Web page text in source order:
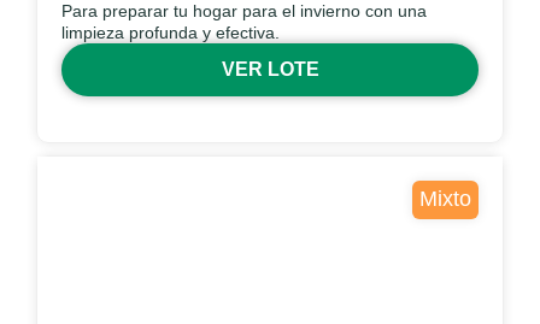
Para preparar tu hogar para el invierno con una
limpieza profunda y efectiva.
VER LOTE
Mixto